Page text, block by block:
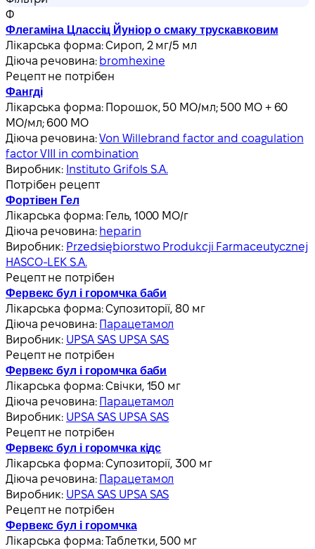
Ф
Флегаміна Цлассіц Йуніор о смаку трускавковим
Лікарська форма:Сироп, 2 мг/5 мл
Діюча речовина: bromhexine
Рецепт не потрібен
Фангді
Лікарська форма: Порошок, 50 МО/мл; 500 МО + 60
МО/мл; 600 МО
Діюча речовина:Von Willebrand factor and coagulation
factor VIII in combination
Виробник: Instituto Grifols S.A.
Потрібен рецепт
Фортівен Гел
Лікарська форма: Гель, 1000 МО/г
Діюча речовина: heparin
Виробник: Przedsiębiorstwo Produkcji Farmaceutycznej
HASCO-LEK S.A.
Рецепт не потрібен
Фервекс бул і горомчка баби
Лікарська форма:Супозиторії, 80 мг
Діюча речовина: Парацетамол
Виробник: UPSA SAS UPSA SAS
Рецепт не потрібен
Фервекс бул і горомчка баби
Лікарська форма:Свічки, 150 мг
Діюча речовина: Парацетамол
Виробник: UPSA SAS UPSA SAS
Рецепт не потрібен
Фервекс бул і горомчка кідс
Лікарська форма:Супозиторії, 300 мг
Діюча речовина: Парацетамол
Виробник: UPSA SAS UPSA SAS
Рецепт не потрібен
Фервекс бул і горомчка
Лікарська форма:Таблетки, 500 мг